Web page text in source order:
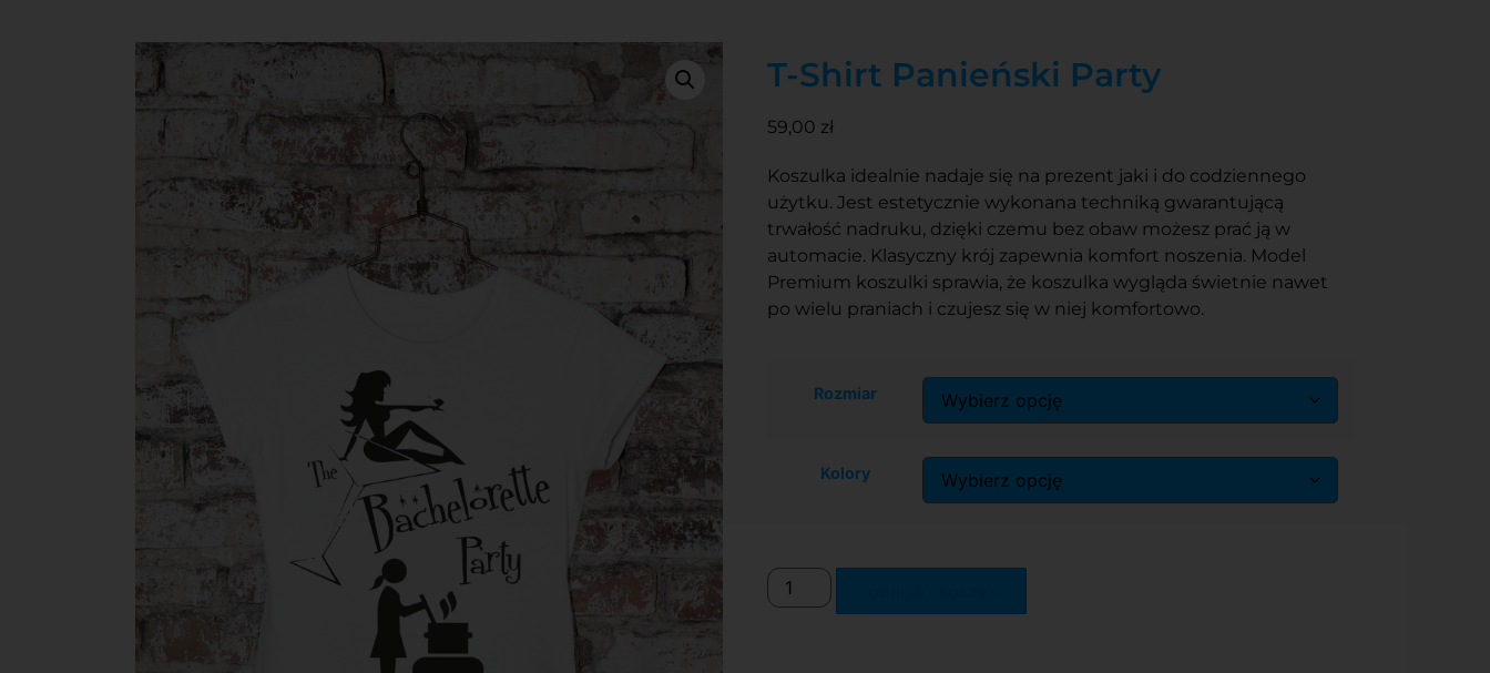
T-Shirt Panieński Party
59,00 zł
Koszulka idealnie nadaje się na prezent jaki i do codziennego
użytku. Jest estetycznie wykonana techniką gwarantującą
trwałość nadruku, dzięki czemu bez obaw możesz prać ją w
automacie. Klasyczny krój zapewnia komfort noszenia. Model
Premium koszulki sprawia, że koszulka wygląda świetnie nawet
po wielu praniach i czujesz się w niej komfortowo.
Rozmiar
Kolory